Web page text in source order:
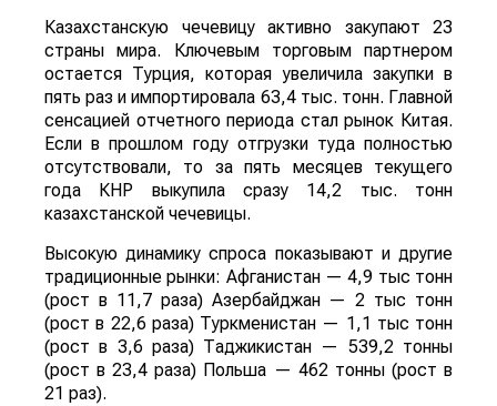
Казахстанскую чечевицу активно закупают 23
страны мира. Ключевым торговым партнером
остается Турция, которая увеличила закупки в
пять раз и импортировала 63,4 тыс. тонн. Главной
сенсацией отчетного периода стал рынок Китая.
Если в прошлом году отгрузки туда полностью
отсутствовали, то за пять месяцев текущего
года КНР выкупила сразу 14,2 тыс. тонн
казахстанской чечевицы.
Высокую динамику спроса показывают и другие
традиционные рынки: Афганистан — 4,9 тыс тонн
(рост в 11,7 раза) Азербайджан — 2 тыс тонн
(рост в 22,6 раза) Туркменистан — 1,1 тыс тонн
(рост в 3,6 раза) Таджикистан — 539,2 тонны
(рост в 23,4 раза) Польша — 462 тонны (рост в
21 раз).